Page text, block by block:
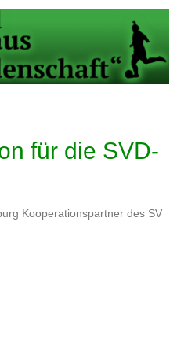
für die SVD-
Kooperationspartner des SV